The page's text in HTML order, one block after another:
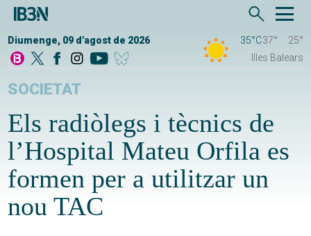
Diumenge, 09 d'agost de 2026 35°C37°
25°
Illes Balears
SOCIETAT
Els radiòlegs i tècnics de
l’Hospital Mateu Orfila es
formen per a utilitzar un
nou TAC